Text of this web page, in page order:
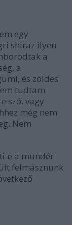
egy
shiraz ilyen
a
a
és zöldes
tudtam
szó, vagy
még nem
Nem
e a mundér
felmásznunk